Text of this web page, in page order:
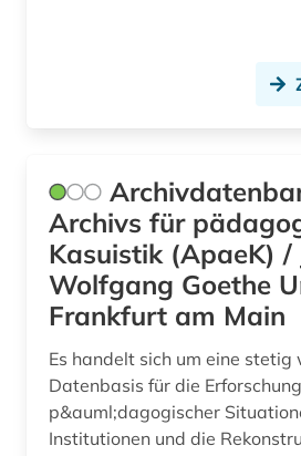
gesundheitsindikator (2)
gesundheitswesen (4)
gewalttätigkeit (1)
globales lernen (1)
Archivs für
Kasuistik (ApaeK) /
Wolfgang Goethe
Frankfurt am Main
Es handelt sich um eine stetig
Datenbasis für die Erforschung
p&auml;dagogischer
Institutionen und die